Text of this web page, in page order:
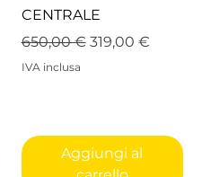
CENTRALE
Prezzo regolare
650,00 € Prezzo
319,00 €
IVA inclusa
Aggiungi al